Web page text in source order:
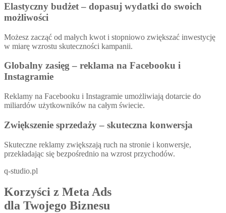
Elastyczny budżet – dopasuj wydatki do swoich
możliwości
Możesz zacząć od małych kwot i stopniowo zwiększać inwestycję
w miarę wzrostu skuteczności kampanii.
Globalny zasięg – reklama na Facebooku i
Instagramie
Reklamy na Facebooku i Instagramie umożliwiają dotarcie do
miliardów użytkowników na całym świecie.
Zwiększenie sprzedaży – skuteczna konwersja
Skuteczne reklamy zwiększają ruch na stronie i konwersje,
przekładając się bezpośrednio na wzrost przychodów.
q-studio.pl
Korzyści z Meta Ads
dla Twojego Biznesu